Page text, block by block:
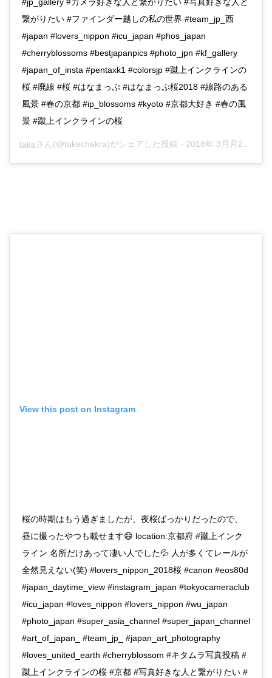
繋がりたい #ファインダー越しの私の世界 #team_jp_西
#japan #lovers_nippon #icu_japan #phos_japan
#cherryblossoms #bestjapanpics #photo_jpn #kf_gallery
#japan_of_insta #pentaxk1 #colorsjp #蹴上インクラインの
桜 #廃線 #桜 #はなまっぷ #はなまっぷ桜2018 #線路のある
風景 #春の京都 #ip_blossoms #kyoto #京都大好き #春の風
景 #蹴上インクラインの桜
takeさん(@takechakra)がシェアした投稿 - 2018年 3月月28日午後5時01分PDT
View this post on Instagram
桜の時期はもう過ぎましたが、夜桜ばっかりだったので、
昼に撮ったやつも載せます😄 location:京都府 #蹴上インク
ライン 名所だけあって凄い人でした💦 人が多くてレールが
全然見えない(笑) #lovers_nippon_2018桜 #canon #eos80d
#japan_daytime_view #instagram_japan #tokyocameraclub
#icu_japan #loves_nippon #lovers_nippon #wu_japan
#photo_japan #super_asia_channel #super_japan_channel
#art_of_japan_ #team_jp_ #japan_art_photography
#loves_united_earth #cherryblossom #キタムラ写真投稿 #
蹴上インクラインの桜 #京都 #写真好きな人と繋がりたい #